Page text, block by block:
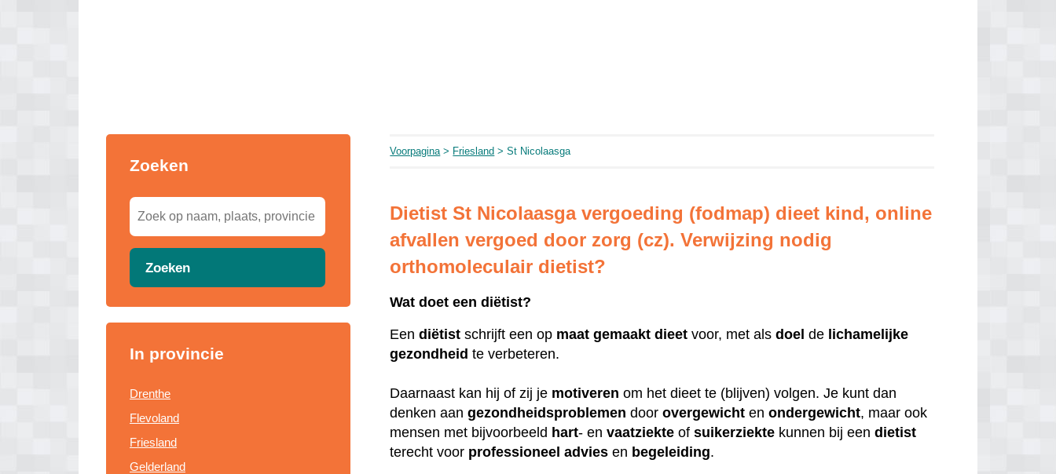
Zoeken
Zoeken
In provincie
Drenthe
Flevoland
Friesland
Gelderland
Voorpagina> Friesland > St Nicolaasga
Dietist St Nicolaasga vergoeding (fodmap) dieet kind, online
afvallen vergoed door zorg (cz). Verwijzing nodig
orthomoleculair dietist?
Wat doet een diëtist?
Eendiëtist schrijft een op maat gemaakt dieet voor, met alsdoel de lichamelijke
gezondheid te verbeteren.
Daarnaast kan hij of zij je motiveren om het dieet te (blijven) volgen. Je kunt dan
denken aangezondheidsproblemen doorovergewicht enondergewicht, maar ook
mensen met bijvoorbeeld hart- envaatziekte ofsuikerziekte kunnen bij eendietist
terecht voor professioneel advies en begeleiding.